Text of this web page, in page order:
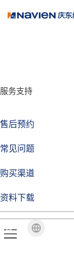
服务支持
售后预约
常见问题
购买渠道
资料下载
品牌故事
技术实力
企业动态
焦点注册Life
品牌视角